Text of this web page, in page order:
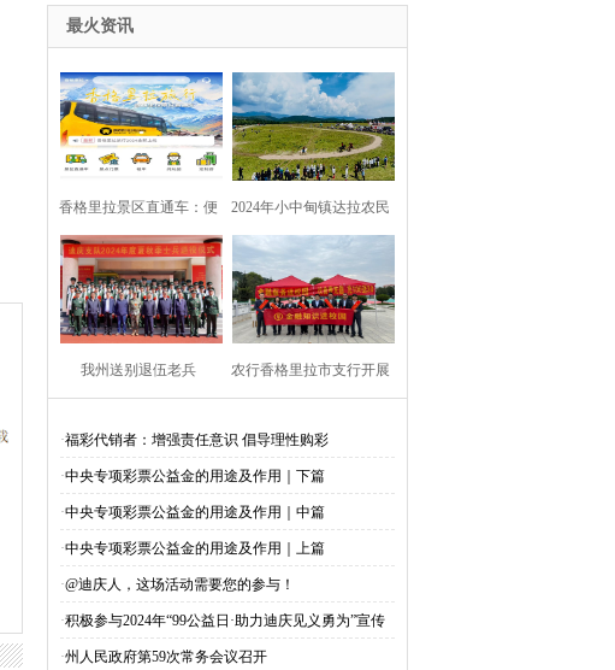
最火资讯
香格里拉景区直通车：便
捷出行，一站直达美景
2024年小中甸镇达拉农民
丰收节在团结村吉达木草
原举行
我州送别退伍老兵​ 农行香格里拉市支行开展
·福彩代销者：增强责任意识 倡导理性购彩
·中央专项彩票公益金的用途及作用｜下篇
·中央专项彩票公益金的用途及作用｜中篇
·中央专项彩票公益金的用途及作用｜上篇
·@迪庆人，这场活动需要您的参与！
·积极参与2024年“99公益日·助力迪庆见义勇为”宣传
募捐活动倡议书
·州人民政府第59次常务会议召开